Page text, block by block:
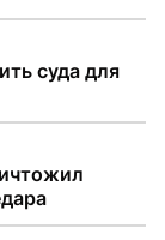
суда для